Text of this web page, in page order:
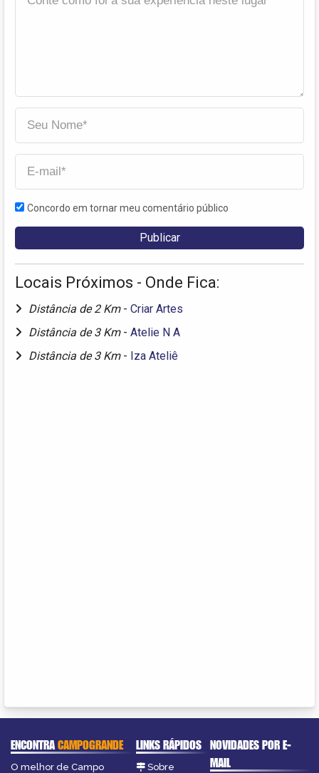
Concordo em tornar meu comentário público
Locais Próximos - Onde Fica:
Distância de 2 Km - Criar Artes
Distância de 3 Km - Atelie N A
Distância de 3 Km - Iza Ateliê
ENCONTRACAMPOGRANDE
O melhor de Campo
LINKS RÁPIDOS
Sobre
NOVIDADES POR E-
MAIL